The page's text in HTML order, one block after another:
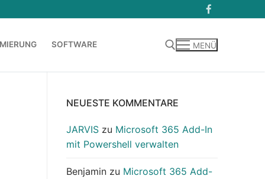
SOFTWARE MENÜ
NEUESTE KOMMENTARE
JARVIS zu Microsoft 365 Add-In
mit Powershell verwalten
Benjamin zu Microsoft 365 Add-